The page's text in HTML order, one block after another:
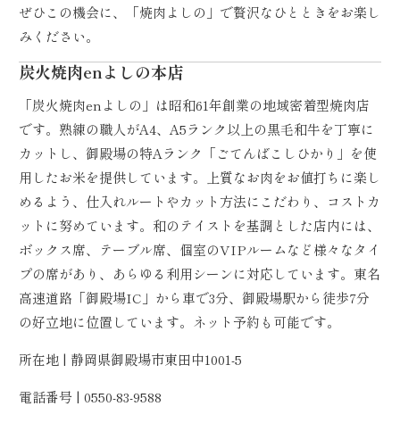
ぜひこの機会に、「焼肉よしの」で贅沢なひとときをお楽し
みください。
炭火焼肉enよしの本店
「炭火焼肉enよしの」は昭和61年創業の地域密着型焼肉店
です。熟練の職人がA4、A5ランク以上の黒毛和牛を丁寧に
カットし、御殿場の特Aランク「ごてんばこしひかり」を使
用したお米を提供しています。上質なお肉をお値打ちに楽し
めるよう、仕入れルートやカット方法にこだわり、コストカ
ットに努めています。和のテイストを基調とした店内には、
ボックス席、テーブル席、個室のVIPルームなど様々なタイ
プの席があり、あらゆる利用シーンに対応しています。東名
高速道路「御殿場IC」から車で3分、御殿場駅から徒歩7分
の好立地に位置しています。ネット予約も可能です。
所在地 | 静岡県御殿場市東田中1001-5
電話番号 | 0550-83-9588